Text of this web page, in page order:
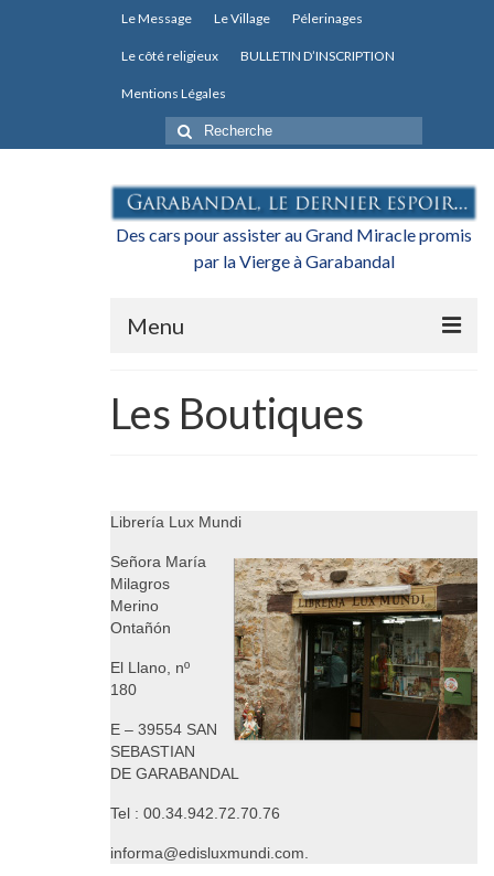
Le Message Le Village Pélerinages
Le côté religieux BULLETIN D’INSCRIPTION
Mentions Légales
Rechercher
:
Des cars pour assister au Grand Miracle promis
par la Vierge à Garabandal
Menu
L’association
Documents
Les Boutiques
Librería Lux Mundi
Señora María
Milagros
Merino
Ontañón
El Llano, nº
180
E – 39554 SAN
SEBASTIAN
DE GARABANDAL
Tel : 00.34.942.72.70.76
informa@edisluxmundi.com.